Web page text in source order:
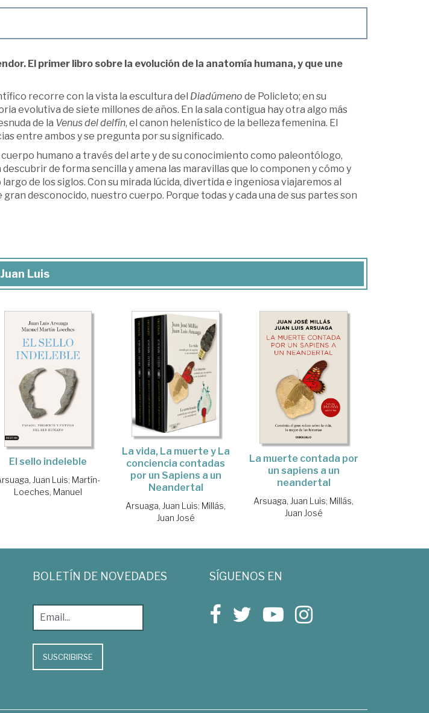
El primer libro sobre la evolución de la anatomía humana, y que une
recorre con la vista la escultura del Diadúmeno de Policleto; en su
evolutiva de siete millones de años. En la sala contigua hay otra algo más
de la Venus del delfín, el canon helenístico de la belleza femenina. El
entre ambos y se pregunta por su significado.
humano a través del arte y de su conocimiento como paleontólogo,
de forma sencilla y amena las maravillas que lo componen y cómo y
de los siglos. Con su mirada lúcida, divertida e ingeniosa viajaremos al
desconocido, nuestro cuerpo. Porque todas y cada una de sus partes son
Luis
El sello indeleble
Juan Luis; Martín-
Loeches, Manuel
La vida, La muerte y La
conciencia contadas
por un Sapiens a un
Neandertal
Arsuaga, Juan Luis; Millás,
Juan José
La muerte contada por
un sapiens a un
neandertal
Arsuaga, Juan Luis; Millás,
Juan José
BOLETÍN DE NOVEDADES
SUSCRIBIRSE
SÍGUENOS EN